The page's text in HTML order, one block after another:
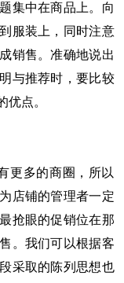
集中在商品上。向
服装上，同时注意
销售。准确地说出
与推荐时，要比较
点。
更多的商圈，所以
店铺的管理者一定
抢眼的促销位在那
。我们可以根据客
采取的陈列思想也